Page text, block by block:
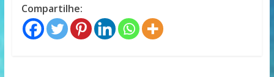
Compartilhe: